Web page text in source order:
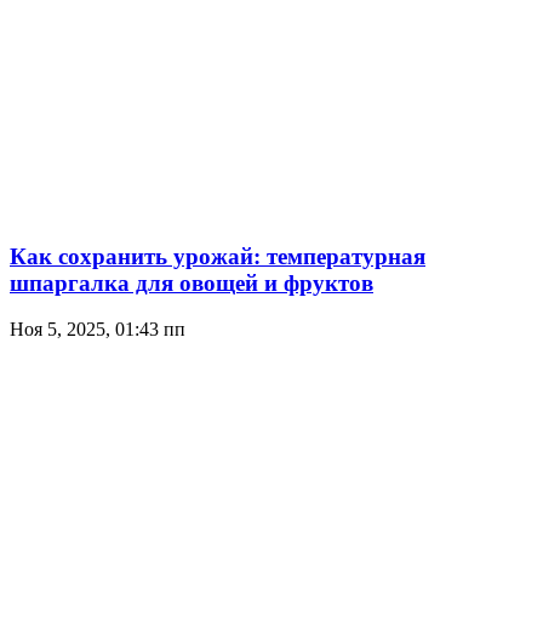
Как сохранить урожай: температурная
шпаргалка для овощей и фруктов
Ноя 5, 2025, 01:43 пп